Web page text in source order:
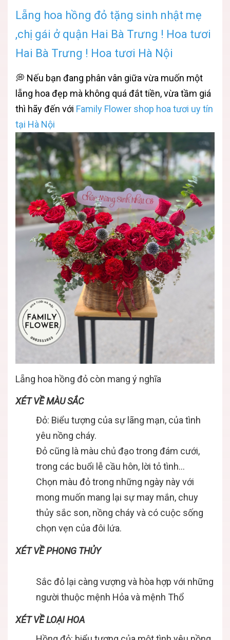
Lẵng hoa hồng đỏ tặng sinh nhật mẹ
,chị gái ở quận Hai Bà Trưng ! Hoa tươi
Hai Bà Trưng ! Hoa tươi Hà Nội
💭 Nếu bạn đang phân vân giữa vừa muốn một
lẵng hoa đẹp mà không quá đắt tiền, vừa tầm giá
thì hãy đến với Family Flower shop hoa tươi uy tín
tại Hà Nội
Lẵng hoa hồng đỏ còn mang ý nghĩa
XÉT VỀ MÀU SẮC
Đỏ: Biểu tượng của sự lãng mạn, của tình
yêu nồng cháy.
Đỏ cũng là màu chủ đạo trong đám cưới,
trong các buổi lễ cầu hôn, lời tỏ tình…
Chọn màu đỏ trong những ngày này với
mong muốn mang lại sự may mắn, chuy
thủy sắc son, nồng cháy và có cuộc sống
chọn vẹn của đôi lứa.
XÉT VỀ PHONG THỦY
Sắc đỏ lại càng vượng và hòa hợp với những
người thuộc mệnh Hỏa và mệnh Thổ
XÉT VỀ LOẠI HOA